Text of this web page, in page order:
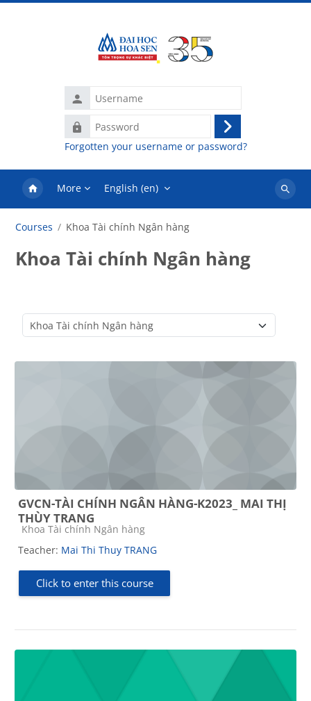
Username
Password
Log
in
Forgotten your username or password?
More English ‎(en)‎
Search
Courses Khoa Tài chính Ngân hàng
Khoa Tài chính Ngân hàng
Course categories
GVCN-TÀI CHÍNH NGÂN HÀNG-K2023_ MAI THỊ
THÙY TRANG
Course category
Khoa Tài chính Ngân hàng
Teacher: Mai Thi Thuy TRANG
Click to enter this course